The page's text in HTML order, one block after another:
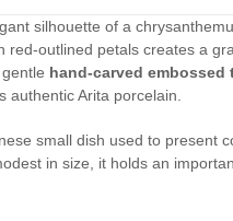
silhouette of a
red-outlined petals creates a
hand-carved embossed
authentic Arita porcelain.
small dish used to present
in size, it holds an